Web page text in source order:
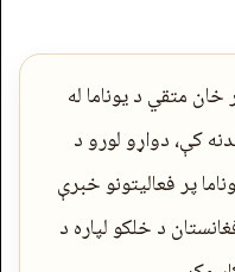
متقي د یوناما له
کې، دواړو لورو د
پر فعالیتونو خبرې
د خلکو لپاره د